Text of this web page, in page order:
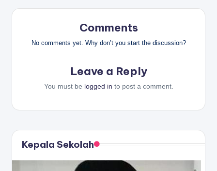
Comments
No comments yet. Why don’t you start the discussion?
Leave a Reply
You must be logged in to post a comment.
Kepala Sekolah